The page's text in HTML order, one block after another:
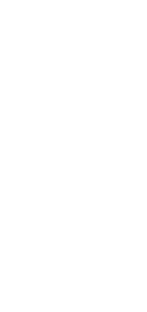
в отрасли
отрасли
вопросам
Председателя